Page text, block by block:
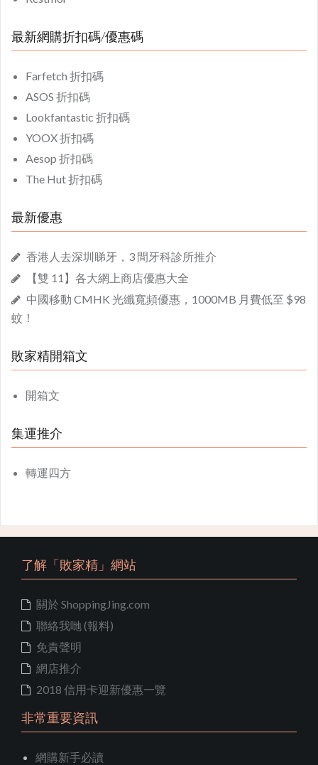
最新網購折扣碼/優惠碼
Farfetch 折扣碼
ASOS 折扣碼
Lookfantastic 折扣碼
YOOX 折扣碼
Aesop 折扣碼
The Hut 折扣碼
最新優惠
香港人去深圳睇牙，3 間牙科診所推介
【雙 11】各大網上商店優惠大全
中國移動 CMHK 光纖寬頻優惠，1000MB 月費低至 $98
蚊！
敗家精開箱文
開箱文
集運推介
轉運四方
了解「敗家精」網站
關於 ShoppingJing.com
聯絡我哋 (報料)
免責聲明
網店推介
2018 信用卡迎新優惠一覽
非常重要資訊
網購新手必讀